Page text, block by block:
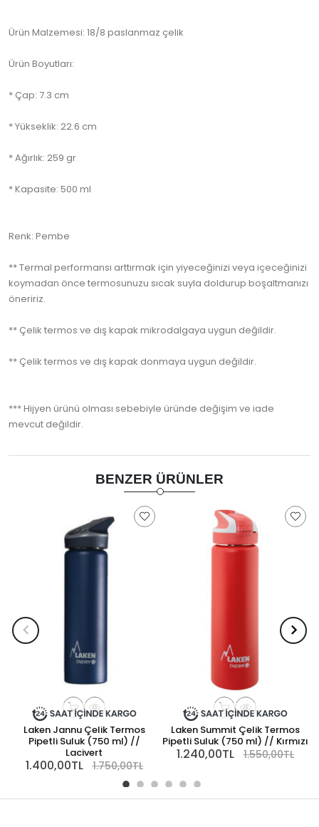
Ürün Malzemesi: 18/8 paslanmaz çelik
Ürün Boyutları:
* Çap: 7.3 cm
* Yükseklik: 22.6 cm
* Ağırlık: 259 gr
* Kapasite: 500 ml
Renk: Pembe
** Termal performansı arttırmak için yiyeceğinizi veya içeceğinizi
koymadan önce termosunuzu sıcak suyla doldurup boşaltmanızı
öneririz.
** Çelik termos ve dış kapak mikrodalgaya uygun değildir.
** Çelik termos ve dış kapak donmaya uygun değildir.
*** Hijyen ürünü olması sebebiyle üründe değişim ve iade
mevcut değildir.
BENZER ÜRÜNLER
Laken Jannu Çelik Termos
Pipetli Suluk (750 ml) //
Lacivert
1.400,00TL 1.750,00TL
Laken Summit Çelik Termos
Pipetli Suluk (750 ml) // Kırmızı
1.240,00TL 1.550,00TL